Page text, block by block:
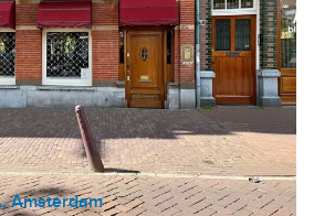
Amsterdam